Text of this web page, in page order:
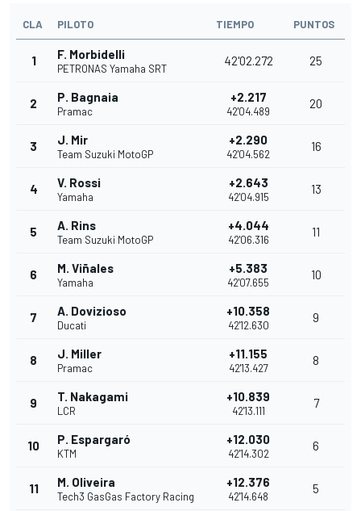
CLA PILOTO TIEMPO PUNTOS
1 F. Morbidelli
PETRONAS Yamaha SRT
42'02.272 25
2 P. Bagnaia
Pramac
+2.217
42'04.489
20
3 J. Mir
Team Suzuki MotoGP
+2.290
42'04.562
16
4 V. Rossi
Yamaha
+2.643
42'04.915
13
5 A. Rins
Team Suzuki MotoGP
+4.044
42'06.316
11
6 M. Viñales
Yamaha
+5.383
42'07.655
10
7 A. Dovizioso
Ducati
+10.358
42'12.630
9
8 J. Miller
Pramac
+11.155
42'13.427
8
9 T. Nakagami
LCR
+10.839
42'13.111
7
10 P. Espargaró
KTM
+12.030
42'14.302
6
11 M. Oliveira
Tech3 GasGas Factory Racing
+12.376
42'14.648
5